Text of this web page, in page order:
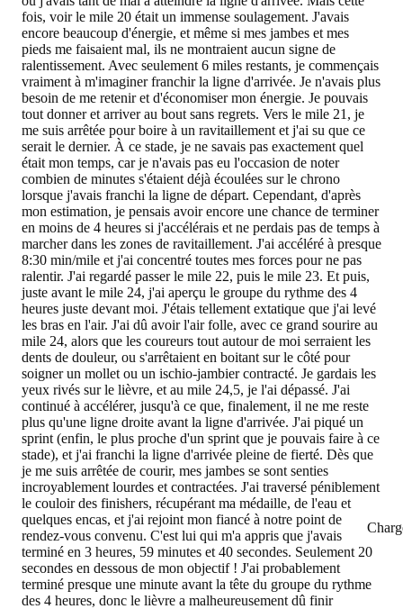
fois, voir le mile 20 était un immense soulagement. J'avais
encore beaucoup d'énergie, et même si mes jambes et mes
pieds me faisaient mal, ils ne montraient aucun signe de
ralentissement. Avec seulement 6 miles restants, je commençais
vraiment à m'imaginer franchir la ligne d'arrivée. Je n'avais plus
besoin de me retenir et d'économiser mon énergie. Je pouvais
tout donner et arriver au bout sans regrets. Vers le mile 21, je
me suis arrêtée pour boire à un ravitaillement et j'ai su que ce
serait le dernier. À ce stade, je ne savais pas exactement quel
était mon temps, car je n'avais pas eu l'occasion de noter
combien de minutes s'étaient déjà écoulées sur le chrono
lorsque j'avais franchi la ligne de départ. Cependant, d'après
mon estimation, je pensais avoir encore une chance de terminer
en moins de 4 heures si j'accélérais et ne perdais pas de temps à
marcher dans les zones de ravitaillement. J'ai accéléré à presque
8:30 min/mile et j'ai concentré toutes mes forces pour ne pas
ralentir. J'ai regardé passer le mile 22, puis le mile 23. Et puis,
juste avant le mile 24, j'ai aperçu le groupe du rythme des 4
heures juste devant moi. J'étais tellement extatique que j'ai levé
les bras en l'air. J'ai dû avoir l'air folle, avec ce grand sourire au
mile 24, alors que les coureurs tout autour de moi serraient les
dents de douleur, ou s'arrêtaient en boitant sur le côté pour
soigner un mollet ou un ischio-jambier contracté. Je gardais les
yeux rivés sur le lièvre, et au mile 24,5, je l'ai dépassé. J'ai
continué à accélérer, jusqu'à ce que, finalement, il ne me reste
plus qu'une ligne droite avant la ligne d'arrivée. J'ai piqué un
sprint (enfin, le plus proche d'un sprint que je pouvais faire à ce
stade), et j'ai franchi la ligne d'arrivée pleine de fierté. Dès que
je me suis arrêtée de courir, mes jambes se sont senties
incroyablement lourdes et contractées. J'ai traversé péniblement
le couloir des finishers, récupérant ma médaille, de l'eau et
quelques encas, et j'ai rejoint mon fiancé à notre point de
rendez-vous convenu. C'est lui qui m'a appris que j'avais
terminé en 3 heures, 59 minutes et 40 secondes. Seulement 20
secondes en dessous de mon objectif ! J'ai probablement
terminé presque une minute avant la tête du groupe du rythme
des 4 heures, donc le lièvre a malheureusement dû finir